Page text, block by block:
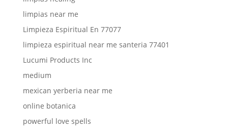
limpias near me
Limpieza Espiritual En 77077
limpieza espiritual near me santeria 77401
Lucumi Products Inc
medium
mexican yerberia near me
online botanica
powerful love spells